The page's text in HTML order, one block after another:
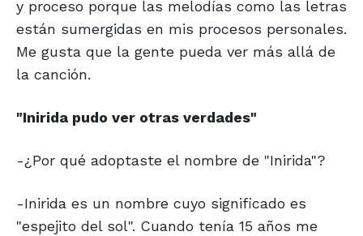
y proceso porque las melodías como las letras
están sumergidas en mis procesos personales.
Me gusta que la gente pueda ver más allá de
la canción.
"Inirida pudo ver otras verdades"
-¿Por qué adoptaste el nombre de "Inirida"?
-Inirida es un nombre cuyo significado es
"espejito del sol". Cuando tenía 15 años me